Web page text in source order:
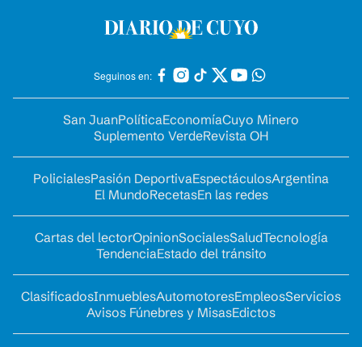
Seguinos en:
San JuanPolíticaEconomíaCuyo Minero
Suplemento VerdeRevista OH
PolicialesPasión DeportivaEspectáculosArgentina
El MundoRecetasEn las redes
Cartas del lectorOpinionSocialesSaludTecnología
TendenciaEstado del tránsito
ClasificadosInmueblesAutomotoresEmpleosServicios
Avisos Fúnebres y MisasEdictos